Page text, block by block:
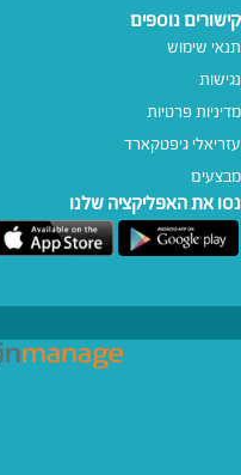
קישורים נוספים
תנאי שימוש
נגישות
מדיניות פרטיות
עזריאלי גיפטקארד
מבצעים
נסו את האפליקציה שלנו